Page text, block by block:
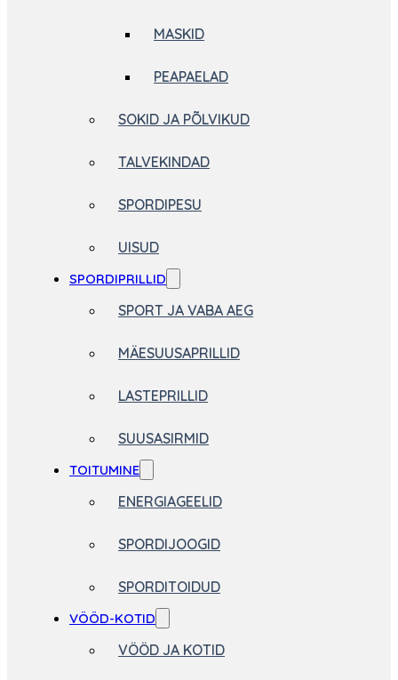
MASKID
PEAPAELAD
SOKID JA PÕLVIKUD
TALVEKINDAD
SPORDIPESU
UISUD
SPORDIPRILLID
SPORT JA VABA AEG
MÄESUUSAPRILLID
LASTEPRILLID
SUUSASIRMID
TOITUMINE
ENERGIAGEELID
SPORDIJOOGID
SPORDITOIDUD
VÖÖD-KOTID
VÖÖD JA KOTID